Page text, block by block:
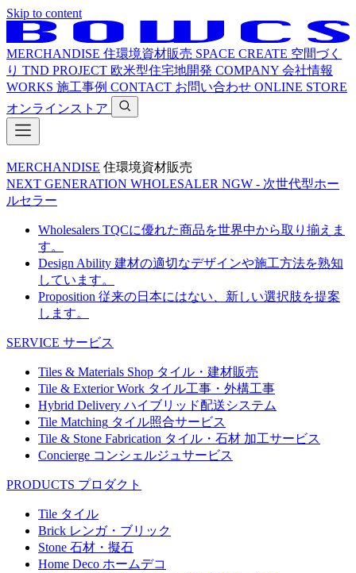
Skip to content
MERCHANDISE 住環境資材販売 SPACE CREATE 空間づく
り TND PROJECT 欧米型住宅地開発 COMPANY 会社情報
WORKS 施工事例 CONTACT お問い合わせ ONLINE STORE
オンラインストア
MERCHANDISE 住環境資材販売
NEXT GENERATION WHOLESALER NGW - 次世代型ホー
ルセラー
Wholesalers TQCに優れた商品を世界中から取り揃えま
す。
Design Ability 建材の適切なデザインや施工方法を熟知
しています。
Proposition 従来の日本にはない、新しい選択肢を提案
します。
SERVICE サービス
Tiles & Materials Shop タイル・建材販売
Tile & Exterior Work タイル工事・外構工事
Hybrid Delivery ハイブリッド配送システム
Tile Matching タイル照合サービス
Tile & Stone Fabrication タイル・石材 加工サービス
Concierge コンシェルジュサービス
PRODUCTS プロダクト
Tile タイル
Brick レンガ・ブリック
Stone 石材・擬石
Home Deco ホームデコ